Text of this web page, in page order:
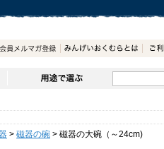
> 磁器の碗 > 磁器の大碗（～24cm)